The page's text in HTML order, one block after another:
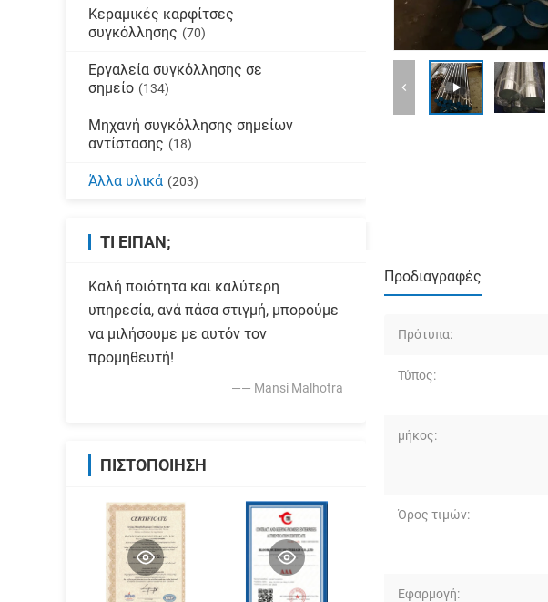
Κεραμικές καρφίτσες
συγκόλλησης (70)
Εργαλεία συγκόλλησης σε
σημείο (134)
Μηχανή συγκόλλησης σημείων
αντίστασης (18)
Άλλα υλικά (203)
ΤΙ ΕΊΠΑΝ;
Καλή ποιότητα και καλύτερη
υπηρεσία, ανά πάσα στιγμή, μπορούμε
να μιλήσουμε με αυτόν τον
προμηθευτή!
—— Mansi Malhotra
ΠΙΣΤΟΠΟΊΗΣΗ
Προδιαγραφές
Πρότυπα:
Τύπος:
μήκος:
Όρος τιμών:
Εφαρμογή: